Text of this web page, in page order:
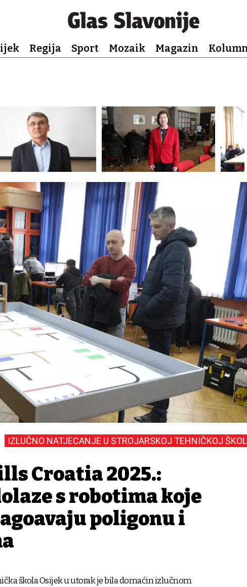
Regija Sport Mozaik Magazin
IZLUČNO NATJECANJE U STROJARSKOJ TEHNIČKOJ
Croatia 2025.:
s robotima koje
poligonu i
škola Osijek u utorak je bila domaćin izlučnom